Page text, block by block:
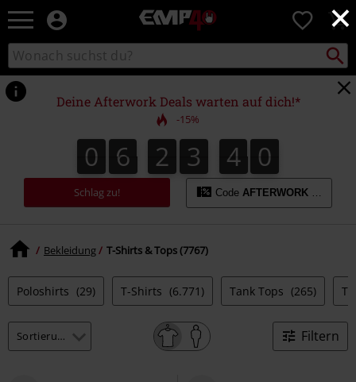
×
EMP
Merchandise
-
Shop
für
Rock
&
Entertainment
0
Katalog
durchsuchen
suchen
Deine Afterwork Deals warten auf dich!*
-15%
0
0 6
6 2
2 3
3 3
4
3 8
9
8
0
9
Schlag zu! Code AFTERWORK
Bekleidung T-Shirts & Tops (7767)
Poloshirts (29) T-Shirts (6.771) Tank Tops (265)
Filtern